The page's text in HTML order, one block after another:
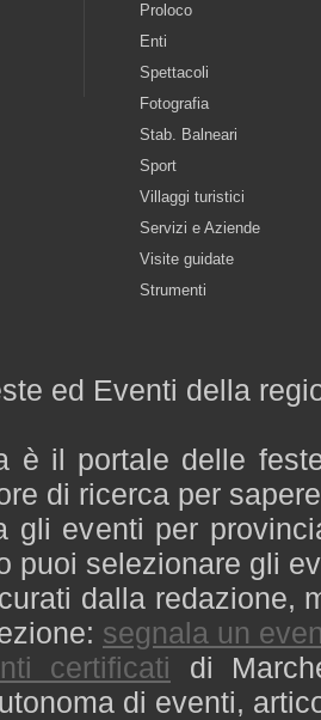
Proloco
Enti
Spettacoli
Fotografia
Stab. Balneari
Sport
Villaggi turistici
Servizi e Aziende
Visite guidate
Strumenti
ed Eventi della
è il portale delle
di ricerca per
gli eventi per
puoi selezionare gli
dalla redazione,
segnala un
certificati di
di eventi,